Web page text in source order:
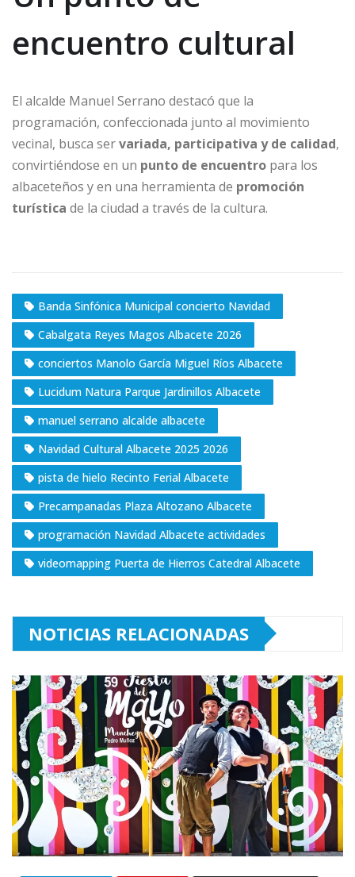
encuentro cultural
El alcalde Manuel Serrano destacó que la
programación, confeccionada junto al movimiento
vecinal, busca servariada, participativa y de calidad,
convirtiéndose en un punto de encuentro para los
albaceteños y en una herramienta de promoción
turística de la ciudad a través de la cultura.
Banda Sinfónica Municipal concierto Navidad
Cabalgata Reyes Magos Albacete 2026
conciertos Manolo García Miguel Ríos Albacete
Lucidum Natura Parque Jardinillos Albacete
manuel serrano alcalde albacete
Navidad Cultural Albacete 2025 2026
pista de hielo Recinto Ferial Albacete
Precampanadas Plaza Altozano Albacete
programación Navidad Albacete actividades
videomapping Puerta de Hierros Catedral Albacete
NOTICIAS RELACIONADAS